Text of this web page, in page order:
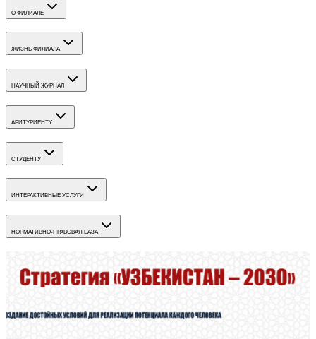
О ФИЛИАЛЕ
ЖИЗНЬ ФИЛИАЛА
НАУЧНЫЙ ЖУРНАЛ
АБИТУРИЕНТУ
СТУДЕНТУ
ИНТЕРАКТИВНЫЕ УСЛУГИ
НОРМАТИВНО-ПРАВОВАЯ БАЗА